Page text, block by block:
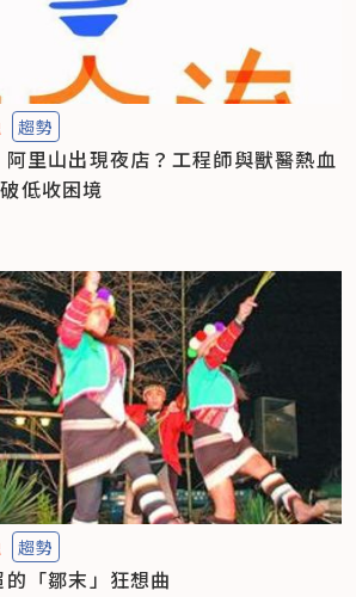
趨勢
里山出現夜店？工程師與獸醫熱血
低收困境
趨勢
「鄒末」狂想曲